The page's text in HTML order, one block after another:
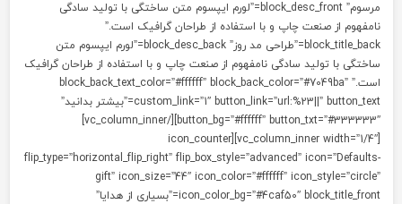
مرسوم” block_desc_front=”لورم ایپسوم متن ساختگی با تولید سادگی
از صنعت چاپ و با استفاده از طراحان گرافیک است.”
block_title_back=”طراحی مد روز” block_desc_back=”لورم ایپسوم متن
با تولید سادگی نامفهوم از صنعت چاپ و با استفاده از طراحان گرافیک
است.” block_back_text_color=”#ffffff” block_back_color=”#7049ba”
custom_link=”1″ button_link=”url:%23||” button_text=”بیشتر بدانید”
button_bg=”#ffffff” button_txt=”#333333″][/vc_column_inner]
[vc_column_inner width=”1/4″][icon_counter
flip_type=”horizontal_flip_right” flip_box_style=”advanced”
gift” icon_size=”44″ icon_color=”#ffffff”
icon_color_bg=”#4caf50″ block_title_front=”بسیاری از هدایا”